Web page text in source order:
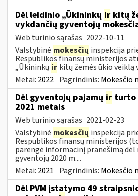
Dėl leidinio „Ūkininkų ir kitų
vykdančių gyventojų
Web turinio sąrašas 2022-10-11
Valstybinė mokesčių inspekcija
Respublikos finansų ministerijos
„Ūkininkų ir kitų žemės ūkio veiklą
Metai: 2022 Pagrindinis: Mokesčio
Dėl gyventojų pajamų ir turto
2021 metais
Web turinio sąrašas 2021-02-23
Valstybinė mokesčių inspekcija
Respublikos finansų ministerijos
parengė informacinį pranešimą
gyventojų 2020 m....
Metai: 2021 Pagrindinis: Mokesčio
Dėl PVM įstatymo 49